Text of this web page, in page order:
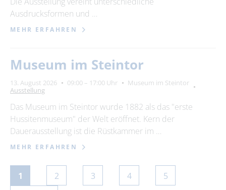
Ausdrucksformen und …
MEHR ERFAHREN
Museum im Steintor
13. August 2026 09:00 – 17:00 Uhr
Museum im Steintor
Ausstellung
Das Museum im Steintor wurde 1882 als das "erste
Hussitenmuseum" der Welt eröffnet. Kern der
Dauerausstellung ist die Rüstkammer im …
MEHR ERFAHREN
1 2 3 4
5